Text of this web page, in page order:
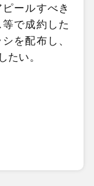
ールすべき
で成約した
を配布し、
たい。